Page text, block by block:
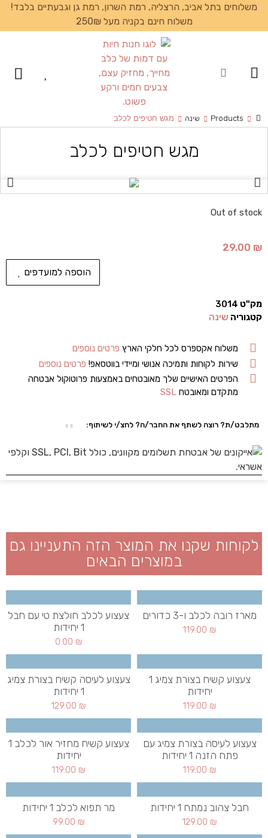
משלוחים בתל אביב, הרצליה, רמת השרון, רמת גן וגבעתיים בלבד!
משלוח חינם בקניה מעל 250₪
Products שינה מגש חטיפים לכלב
מגש חטיפים לכלב
Out of stock
29.00 ₪
הוספה למועדפים
מק"ט 3014
קטגוריה שינה
משלוח אקספרס לכל חלקי הארץ פרטים נוספים
שירות לקוחות ותמיכה אנושי ומיידי בווטסאפ! פרטים נוספים
הפרטים האישיים שלך מאובטחים באמצעות פרוטוקול אבטחה
מתקדם ומאובטחSSL
מתלבט/ת? רוצה לשתף את החבר/ה? לחצ/י לשיתוף:
לקוחות שקנו את המוצר הזה התעניינו גם
במוצרים הבאים
מארז רובה לכלב ו-3 כדורים
119.00 ₪
צעצוע לכלב חולצת טי עם חבל
1 יחידות
0.00 ₪
צעצוע קשיח בצורת צמיג 1
יחידות
119.00 ₪
צעצוע לעיסה קשיח בצורת צמיג
1 יחידות
129.00 ₪
צעצוע לעיסה בצורת צמיג עם
פתח הזנה 1 יחידות
119.00 ₪
צעצוע קשיח מחזיר אור לכלב 1
יחידות
119.00 ₪
חבל צהוב נמתח 1 יחידות
129.00 ₪
מר תפוא לכלב 1 יחידות
99.00 ₪